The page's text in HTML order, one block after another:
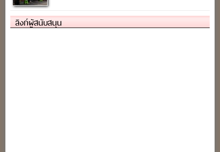
ลิงก์ผู้สนับสนุน